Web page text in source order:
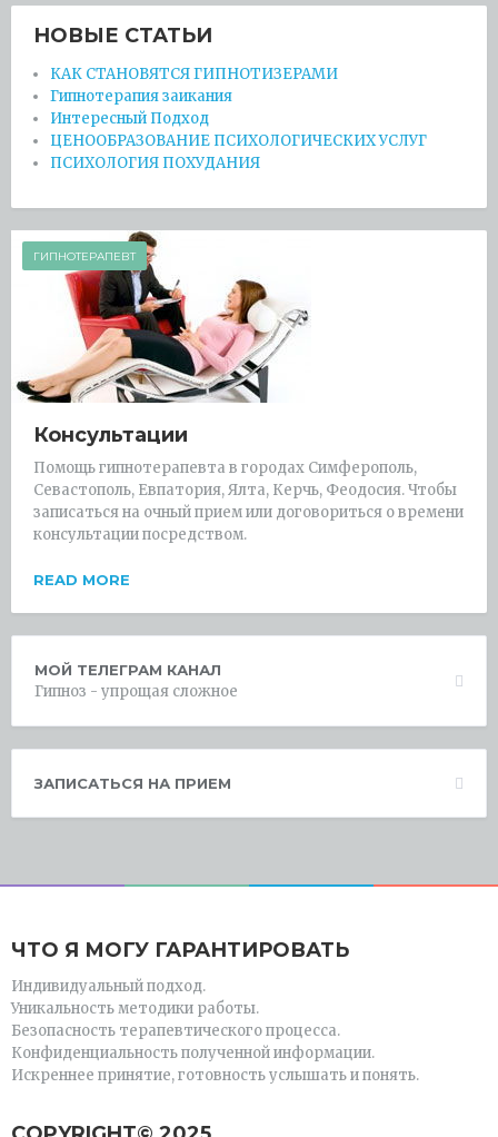
НОВЫЕ СТАТЬИ
КАК СТАНОВЯТСЯ ГИПНОТИЗЕРАМИ
Гипнотерапия заикания
Интересный Подход
ЦЕНООБРАЗОВАНИЕ ПСИХОЛОГИЧЕСКИХ УСЛУГ
ПСИХОЛОГИЯ ПОХУДАНИЯ
ГИПНОТЕРАПЕВТ
Консультации
Помощь гипнотерапевта в городах Симферополь,
Севастополь, Евпатория, Ялта, Керчь, Феодосия. Чтобы
записаться на очный прием или договориться о времени
консультации посредством.
READ MORE
МОЙ ТЕЛЕГРАМ КАНАЛ
Гипноз - упрощая сложное
ЗАПИСАТЬСЯ НА ПРИЕМ
ЧТО Я МОГУ ГАРАНТИРОВАТЬ
Индивидуальный подход.
Уникальность методики работы.
Безопасность терапевтического процесса.
Конфиденциальность полученной информации.
Искреннее принятие, готовность услышать и понять.